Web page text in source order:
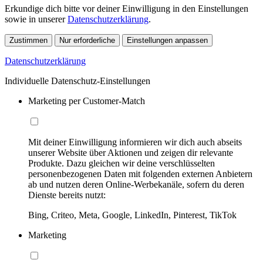
Erkundige dich bitte vor deiner Einwilligung in den Einstellungen
sowie in unsererDatenschutzerklärung.
Zustimmen Nur erforderliche Einstellungen anpassen
Datenschutzerklärung
Individuelle Datenschutz-Einstellungen
Marketing per Customer-Match
Mit deiner Einwilligung informieren wir dich auch abseits
unserer Website über Aktionen und zeigen dir relevante
Produkte. Dazu gleichen wir deine verschlüsselten
personenbezogenen Daten mit folgenden externen Anbietern
ab und nutzen deren Online-Werbekanäle, sofern du deren
Dienste bereits nutzt:
Bing, Criteo, Meta, Google, LinkedIn, Pinterest, TikTok
Marketing